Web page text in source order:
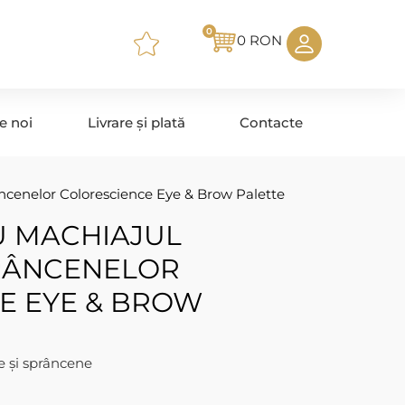
0 RON
0
noi Livrare și plată Contacte
Colorescience Eye & Brow Palette
MACHIAJUL
EYE & BROW
și sprâncene